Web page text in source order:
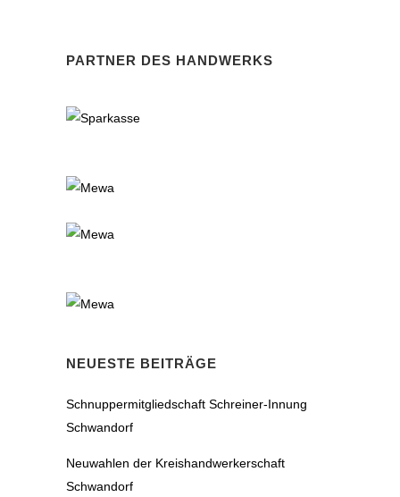
PARTNER DES HANDWERKS
NEUESTE BEITRÄGE
Schnuppermitgliedschaft Schreiner-Innung
Schwandorf
Neuwahlen der Kreishandwerkerschaft
Schwandorf